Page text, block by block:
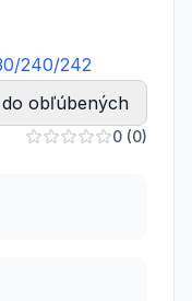
240/242
obľúbených
0 (0)